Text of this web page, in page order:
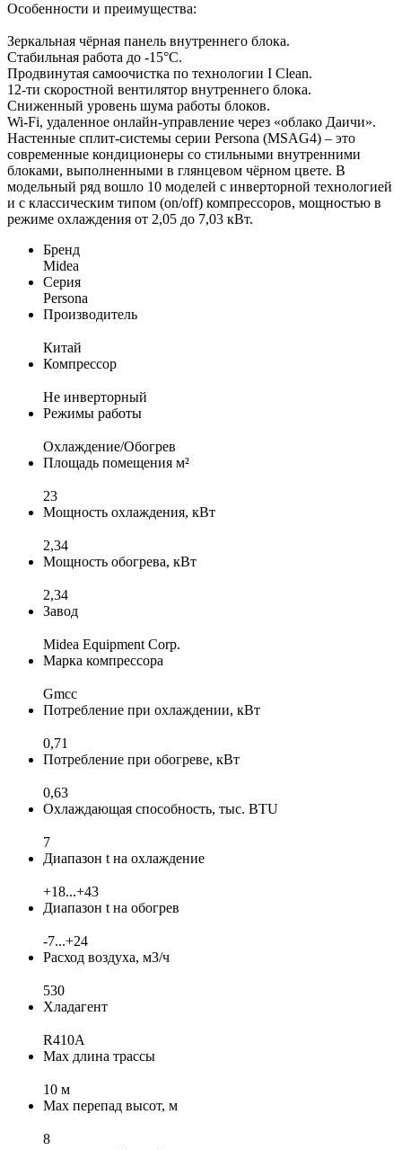
Особенности и преимущества:
Зеркальная чёрная панель внутреннего блока.
Стабильная работа до -15°С.
Продвинутая самоочистка по технологии I Clean.
12-ти скоростной вентилятор внутреннего блока.
Сниженный уровень шума работы блоков.
Wi-Fi, удаленное онлайн-управление через «облако Даичи».
Настенные сплит-системы серии Persona (MSAG4) – это
современные кондиционеры со стильными внутренними
блоками, выполненными в глянцевом чёрном цвете. В
модельный ряд вошло 10 моделей с инверторной технологией
и с классическим типом (on/off) компрессоров, мощностью в
режиме охлаждения от 2,05 до 7,03 кВт.
Бренд
Midea
Серия
Persona
Производитель
Китай
Компрессор
Не инверторный
Режимы работы
Охлаждение/Обогрев
Площадь помещения м²
23
Мощность охлаждения, кВт
2,34
Мощность обогрева, кВт
2,34
Завод
Midea Equipment Corp.
Марка компрессора
Gmcc
Потребление при охлаждении, кВт
0,71
Потребление при обогреве, кВт
0,63
Охлаждающая способность, тыс. BTU
7
Диапазон t на охлаждение
+18...+43
Диапазон t на обогрев
-7...+24
Расход воздуха, м3/ч
530
Хладагент
R410A
Max длина трассы
10 м
Max перепад высот, м
8